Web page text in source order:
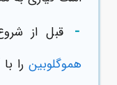
- قبل از
هموگلوبین را با